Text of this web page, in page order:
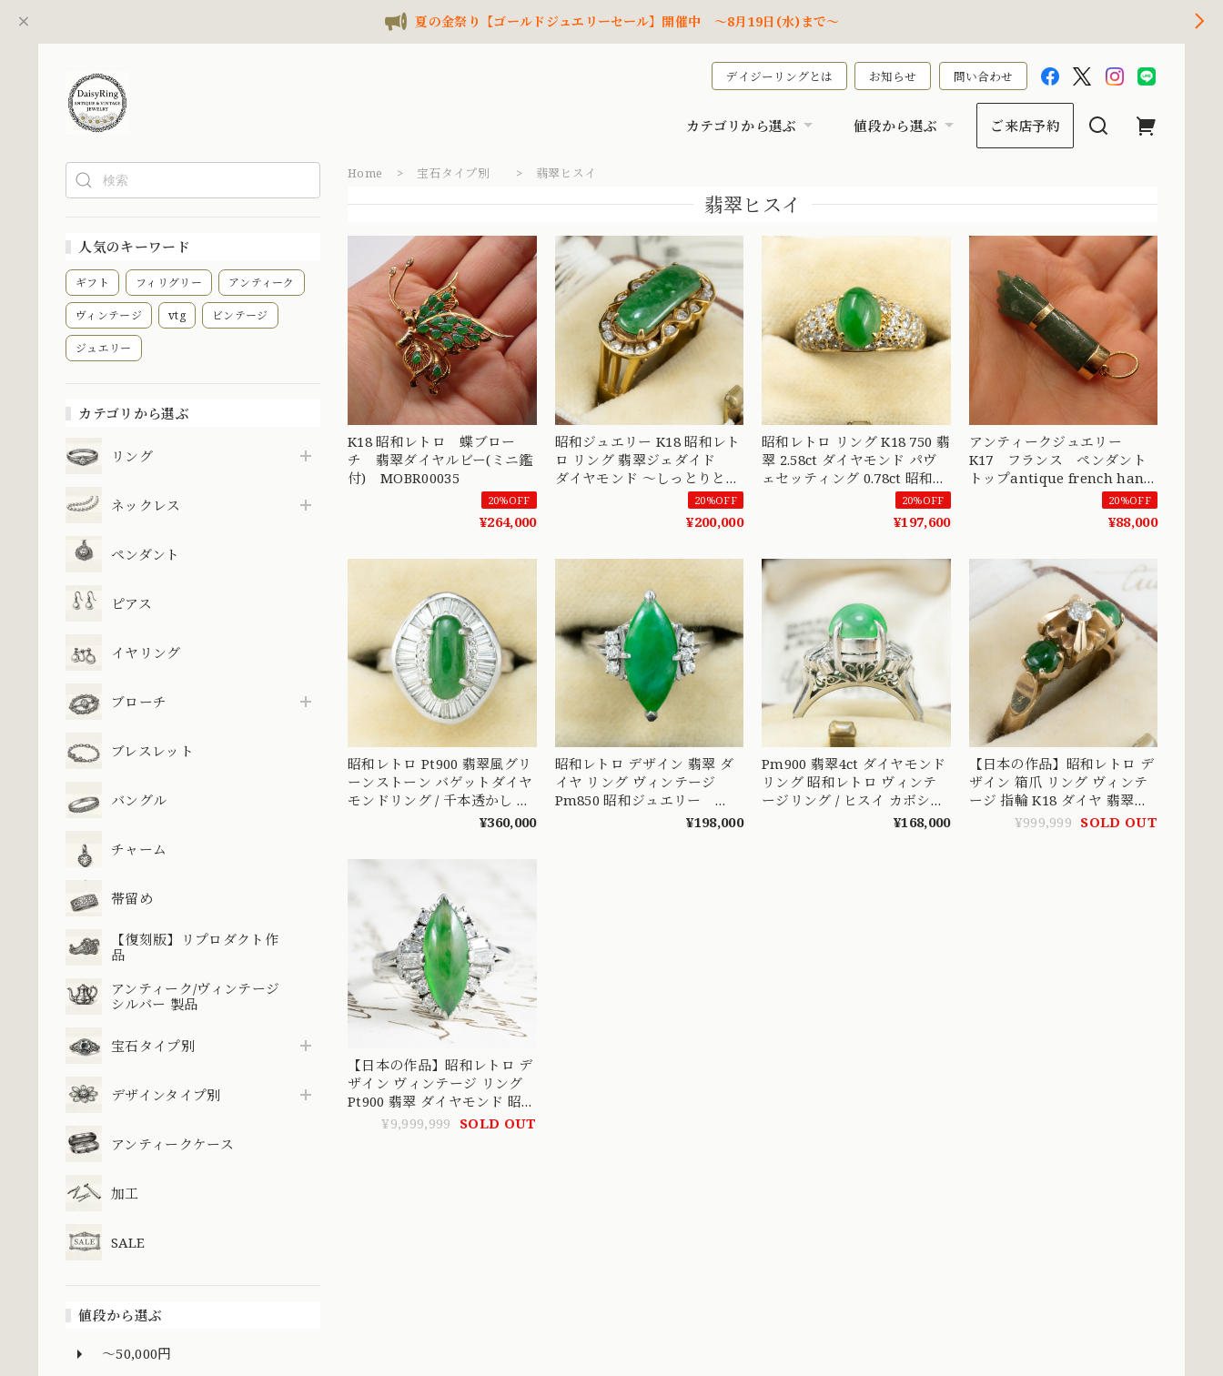
夏の金祭り【ゴールドジュエリーセール】開催中 ～8月19日(水)まで～
デイジーリングとは お知らせ 問い合わせ
カテゴリから選ぶ 値段から選ぶ ご来店予約
人気のキーワード
ギフト フィリグリー アンティーク
ヴィンテージ vtg ビンテージ
ジュエリー
カテゴリから選ぶ
リング
ネックレス
ペンダント
ピアス
イヤリング
ブローチ
ブレスレット
バングル
チャーム
帯留め
【復刻版】リプロダクト作
品
アンティーク/ヴィンテージ
シルバー 製品
宝石タイプ別
デザインタイプ別
アンティークケース
加工
SALE
値段から選ぶ
～50,000円
Home 宝石タイプ別 翡翠ヒスイ
翡翠ヒスイ
K18 昭和レトロ 蝶ブロー
チ 翡翠ダイヤルビー(ミニ鑑
付) MOBR00035
20%OFF
¥264,000
昭和ジュエリー K18 昭和レト
ロ リング 翡翠ジェダイド
ダイヤモンド 〜しっとりとし
20%OFF
¥200,000
昭和レトロ リング K18 750 翡
翠 2.58ct ダイヤモンド パヴ
ェセッティング 0.78ct 昭和ジ
ュエリー 〜MR00774 20%OFF
¥197,600
アンティークジュエリー
K17 フランス ペンダント
トップantique french hand
20%OFF
¥88,000
昭和レトロ Pt900 翡翠風グリ
ーンストーン バゲットダイヤ
モンドリング / 千本透かし ヴ
ィンテージリング クラシカル
¥360,000
昭和レトロ デザイン 翡翠 ダ
イヤ リング ヴィンテージ
Pm850 昭和ジュエリー
¥198,000
Pm900 翡翠4ct ダイヤモンド
リング 昭和レトロ ヴィンテ
ージリング / ヒスイ カボショ
¥168,000
【日本の作品】昭和レトロ デ
ザイン 箱爪 リング ヴィンテ
ージ 指輪 K18 ダイヤ 翡翠
OKR00111¥999,999 SOLD OUT
【日本の作品】昭和レトロ デ
ザイン ヴィンテージ リング
Pt900 翡翠 ダイヤモンド 昭和
の美意識を宿すやさしさと気
¥9,999,999 SOLD OUT